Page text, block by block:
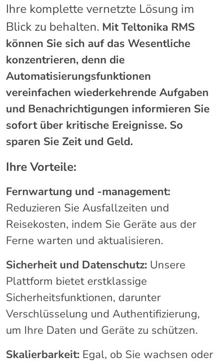
Ihre komplette vernetzte Lösung im
Blick zu behalten. Mit Teltonika RMS
können Sie sich auf das Wesentliche
konzentrieren, denn die
Automatisierungsfunktionen
vereinfachen wiederkehrende Aufgaben
und Benachrichtigungen informieren Sie
sofort über kritische Ereignisse. So
sparen Sie Zeit und Geld.
Ihre Vorteile:
Fernwartung und -management:
Reduzieren Sie Ausfallzeiten und
Reisekosten, indem Sie Geräte aus der
Ferne warten und aktualisieren.
Sicherheit und Datenschutz: Unsere
Plattform bietet erstklassige
Sicherheitsfunktionen, darunter
Verschlüsselung und Authentifizierung,
um Ihre Daten und Geräte zu schützen.
Skalierbarkeit: Egal, ob Sie wachsen oder